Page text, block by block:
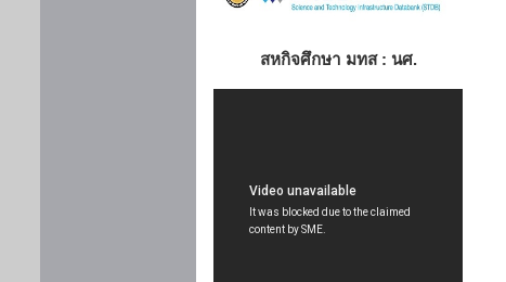
สหกิจศึกษา มทส : นศ.